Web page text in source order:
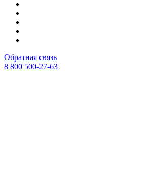
Обратная связь
8 800 500-27-63